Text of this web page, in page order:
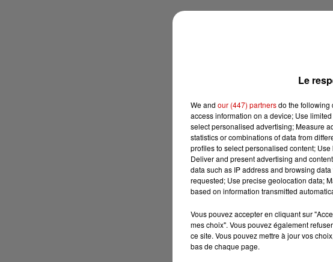
Le
We and our (447) partnersdo the following
access information on a device; Use
select personalised advertising; Measure
statistics or combinations of data from
profiles to select personalised content;
Deliver and present advertising and
data such as IP address and browsing
requested; Use precise geolocation data;
based on information transmitted
Vous pouvez accepter en cliquant sur
mes choix". Vous pouvez également
ce site. Vous pouvez mettre à jour vos
bas de chaque page.